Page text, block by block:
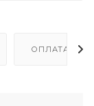
ОПЛАТА И